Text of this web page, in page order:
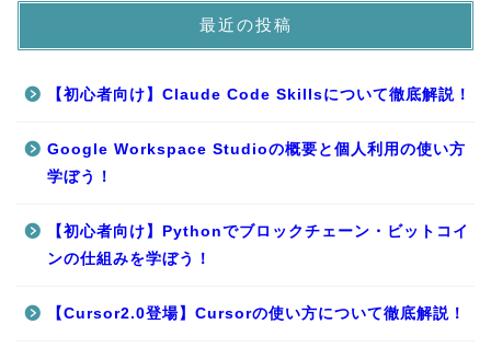
最近の投稿
【初心者向け】Claude Code Skillsについて徹底解説！
Google Workspace Studioの概要と個人利用の使い方
学ぼう！
【初心者向け】Pythonでブロックチェーン・ビットコイ
ンの仕組みを学ぼう！
【Cursor2.0登場】Cursorの使い方について徹底解説！